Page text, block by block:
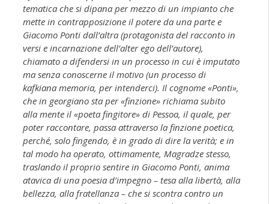
tematica che si dipana per mezzo di un impianto che
mette in contrapposizione il potere da una parte e
Giacomo Ponti dall’altra (protagonista del racconto in
versi e incarnazione dell’alter ego dell’autore),
chiamato a difendersi in un processo in cui è imputato
ma senza conoscerne il motivo (un processo di
kafkiana memoria, per intenderci). Il cognome «Ponti»,
che in georgiano sta per «finzione» richiama subito
alla mente il «poeta fingitore» di Pessoa, il quale, per
poter raccontare, passa attraverso la finzione poetica,
perché, solo fingendo, è in grado di dire la verità; e in
tal modo ha operato, ottimamente, Magradze stesso,
traslando il proprio sentire in Giacomo Ponti, anima
atavica di una poesia d’impegno – tesa alla libertà, alla
bellezza, alla fratellanza – che si scontra contro un